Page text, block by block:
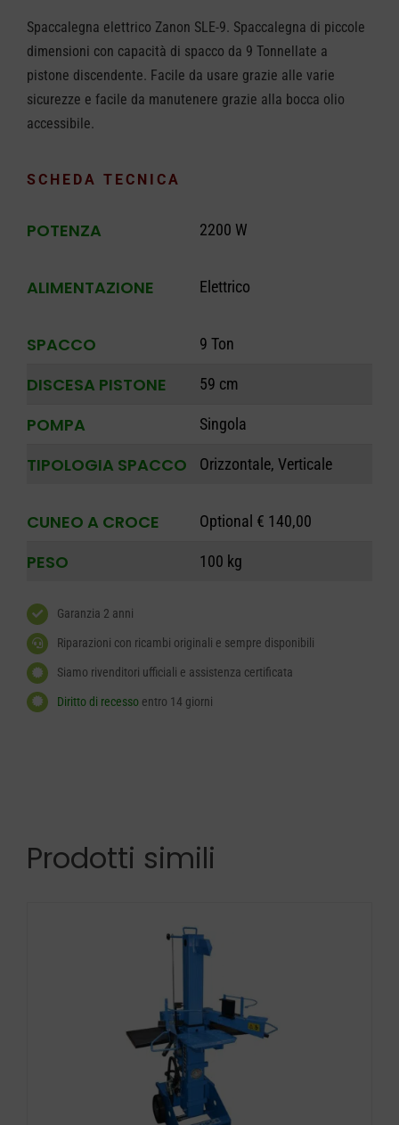
SLE-
quantità
Spaccalegna elettrico Zanon SLE-9. Spaccalegna di piccole
dimensioni con capacità di spacco da 9 Tonnellate a
pistone discendente. Facile da usare grazie alle varie
sicurezze e facile da manutenere grazie alla bocca olio
accessibile.
SCHEDA TECNICA
POTENZA 2200 W
ALIMENTAZIONE Elettrico
SPACCO 9 Ton
DISCESA PISTONE 59 cm
POMPA Singola
TIPOLOGIA SPACCO Orizzontale, Verticale
CUNEO A CROCE Optional € 140,00
PESO 100 kg
Garanzia 2 anni
Riparazioni con ricambi originali e sempre disponibili
Siamo rivenditori ufficiali e assistenza certificata
Diritto di recessoentro 14 giorni
Prodotti simili